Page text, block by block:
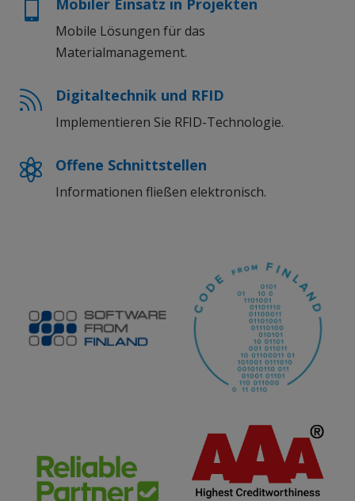
 Mobiler Einsatz in Projekten
Mobile Lösungen für das
Materialmanagement.
 Digitaltechnik und RFID
Implementieren Sie RFID-Technologie.
 Offene Schnittstellen
Informationen fließen elektronisch.